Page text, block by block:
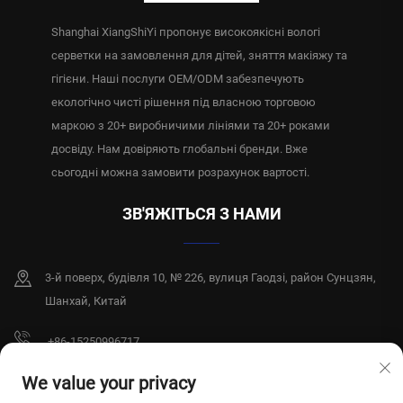
Shanghai XiangShiYi пропонує високоякісні вологі
серветки на замовлення для дітей, зняття макіяжу та
гігієни. Наші послуги OEM/ODM забезпечують
екологічно чисті рішення під власною торговою
маркою з 20+ виробничими лініями та 20+ роками
досвіду. Нам довіряють глобальні бренди. Вже
сьогодні можна замовити розрахунок вартості.
ЗВ'ЯЖІТЬСЯ З НАМИ
3-й поверх, будівля 10, № 226, вулиця Гаодзі, район Сунцзян,
Шанхай, Китай
+86-15250996717
[email protected]
We value your privacy